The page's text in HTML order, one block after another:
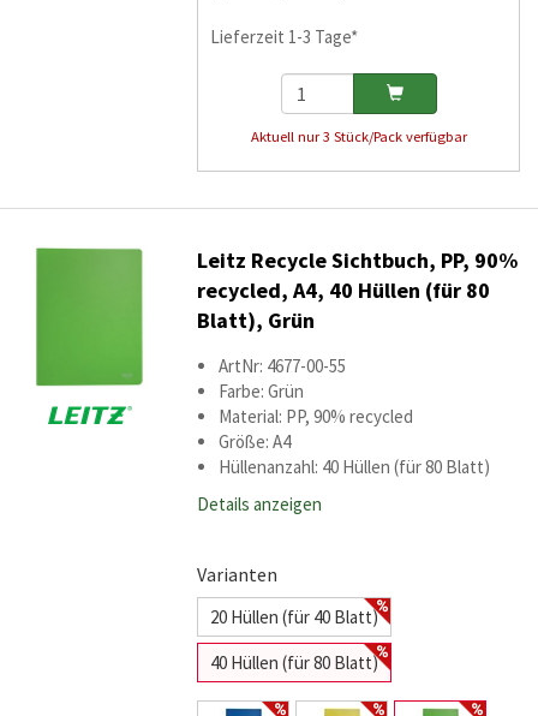
Lieferzeit 1-3 Tage*
Aktuell nur 3 Stück/Pack verfügbar
Leitz Recycle Sichtbuch, PP, 90%
recycled, A4, 40 Hüllen (für 80
Blatt), Grün
ArtNr: 4677-00-55
Farbe: Grün
Material: PP, 90% recycled
Größe: A4
Hüllenanzahl: 40 Hüllen (für 80 Blatt)
Details anzeigen
Varianten
20 Hüllen (für 40 Blatt)
40 Hüllen (für 80 Blatt)